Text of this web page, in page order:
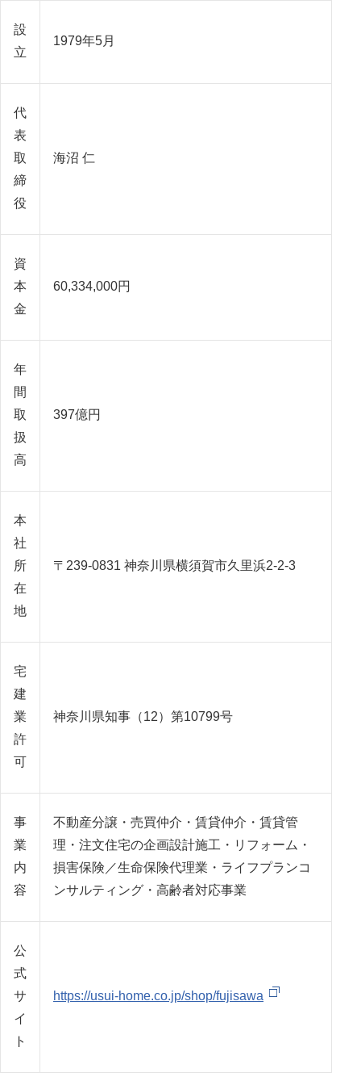
設
立
1979年5月
代
表
取
締
役
海沼 仁
資
本
金
60,334,000円
年
間
取
扱
高
397億円
本
社
所
在
地
〒239-0831 神奈川県横須賀市久里浜2-2-3
宅
建
業
許
可
神奈川県知事（12）第10799号
事
業
内
容
不動産分譲・売買仲介・賃貸仲介・賃貸管
理・注文住宅の企画設計施工・リフォーム・
損害保険／生命保険代理業・ライフプランコ
ンサルティング・高齢者対応事業
公
式
サ
イ
ト
https://usui-home.co.jp/shop/fujisawa